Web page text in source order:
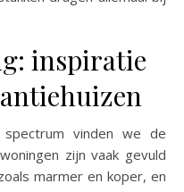
inspiratie
vinden we de
zijn vaak gevuld
marmer en koper, en